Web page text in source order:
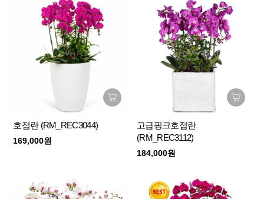
호접란 (RM_REC3044)
169,000원
고급핑크호접란
(RM_REC3112)
184,000원